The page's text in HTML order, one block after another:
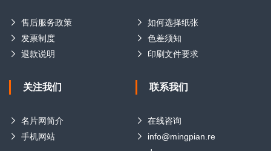
售后服务政策
发票制度
退款说明
如何选择纸张
色差须知
印刷文件要求
关注我们
名片网简介
手机网站
联系我们
在线咨询
info@mingpian.re